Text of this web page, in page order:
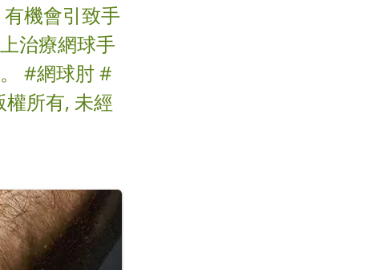
機會引致手
治療網球手
#網球肘 #
所有, 未經